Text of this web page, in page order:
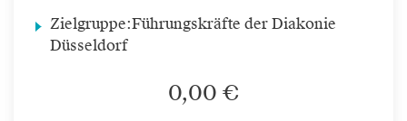
Zielgruppe:Führungskräfte der Diakonie
Düsseldorf
0,00 €